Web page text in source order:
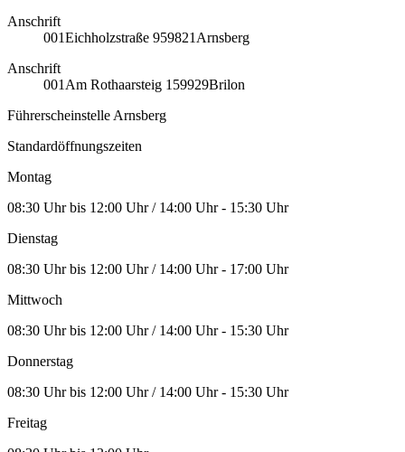
Anschrift
001Eichholzstraße 959821 Arnsberg
Anschrift
001 Am Rothaarsteig 1 59929Brilon
Führerscheinstelle Arnsberg
Standardöffnungszeiten
Montag
08:30 Uhr bis 12:00 Uhr / 14:00 Uhr - 15:30 Uhr
Dienstag
08:30 Uhr bis 12:00 Uhr / 14:00 Uhr - 17:00 Uhr
Mittwoch
08:30 Uhr bis 12:00 Uhr / 14:00 Uhr - 15:30 Uhr
Donnerstag
08:30 Uhr bis 12:00 Uhr / 14:00 Uhr - 15:30 Uhr
Freitag